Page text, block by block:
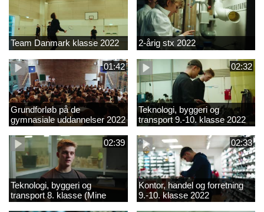
Team Danmark klasse 2022 2-årig stx 2022
01:42
Grundforløb på de
gymnasiale uddannelser 2022
02:32
Teknologi, byggeri og
transport 9.-10. klasse 2022
02:39
Teknologi, byggeri og
transport 8. klasse (Mine
introkurser) 2022
02:33
Kontor, handel og forretning
9.-10. klasse 2022